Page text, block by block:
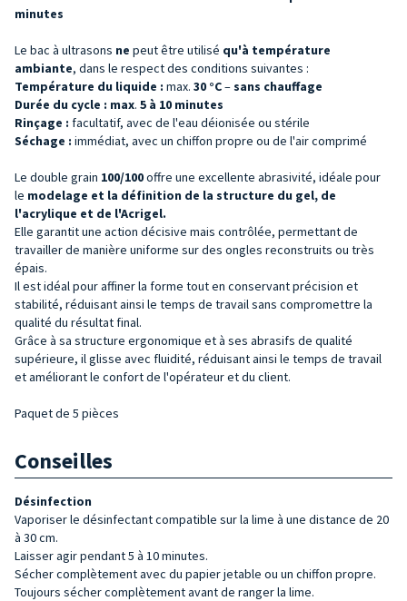
minutes
Le bac à ultrasons ne peut être utilisé qu'à température
ambiante, dans le respect des conditions suivantes :
Température du liquide : max. 30 °C–sans chauffage
Durée du cycle : max. 5 à 10 minutes
Rinçage : facultatif, avec de l'eau déionisée ou stérile
Séchage : immédiat, avec un chiffon propre ou de l'air comprimé
Le double grain 100/100offre une excellente abrasivité, idéale pour
le modelage et la définition de la structure du gel, de
l'acrylique et de l'Acrigel.
Elle garantit une action décisive mais contrôlée, permettant de
travailler de manière uniforme sur des ongles reconstruits ou très
épais.
Il est idéal pour affiner la forme tout en conservant précision et
stabilité, réduisant ainsi le temps de travail sans compromettre la
qualité du résultat final.
Grâce à sa structure ergonomique et à ses abrasifs de qualité
supérieure, il glisse avec fluidité, réduisant ainsi le temps de travail
et améliorant le confort de l'opérateur et du client.
Paquet de 5 pièces
Conseilles
Désinfection
Vaporiser le désinfectant compatible sur la lime à une distance de 20
à 30 cm.
Laisser agir pendant 5 à 10 minutes.
Sécher complètement avec du papier jetable ou un chiffon propre.
Toujours sécher complètement avant de ranger la lime.